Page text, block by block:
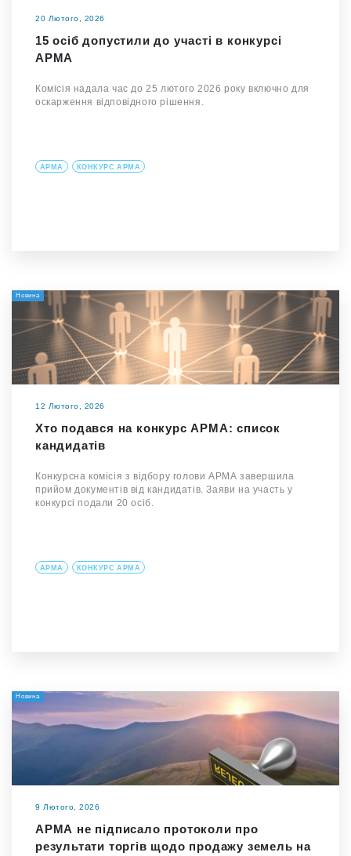
20 Лютого, 2026
15 осіб допустили до участі в конкурсі
АРМА
Комісія надала час до 25 лютого 2026 року включно для
оскарження відповідного рішення.
АРМА КОНКУРС АРМА
Новина
12 Лютого, 2026
Хто подався на конкурс АРМА: список
кандидатів
Конкурсна комісія з відбору голови АРМА завершила
прийом документів від кандидатів. Заяви на участь у
конкурсі подали 20 осіб.
АРМА КОНКУРС АРМА
Новина
9 Лютого, 2026
АРМА не підписало протоколи про
результати торгів щодо продажу земель на